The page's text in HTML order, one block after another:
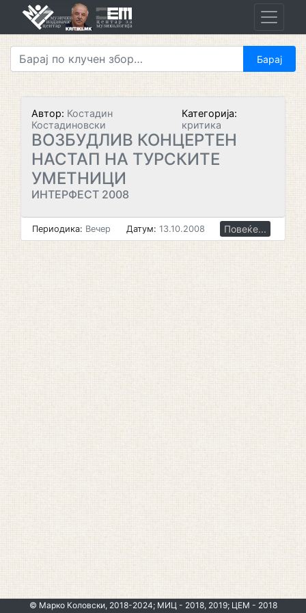
Автор: Костадин
Костадиновски
Категорија:
критика
ВОЗБУДЛИВ КОНЦЕРТЕН
НАСТАП НА ТУРСКИТЕ
УМЕТНИЦИ
ИНТЕРФЕСТ 2008
Периодика: Вечер Датум: 13.10.2008 Повеќе...
© Марко Коловски, 2018-2024; МИЦ - 2018, 2019; ЦЕМ - 2018